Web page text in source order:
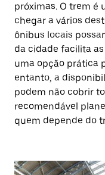
próximas. O trem é
chegar a vários
ônibus locais
da cidade facilita
uma opção prática
entanto, a
podem não cobrir
recomendável
quem depende do